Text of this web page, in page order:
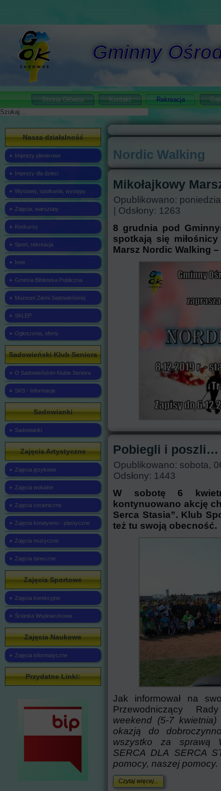
Gminny
Strona Główna Kontakt Rekreacja
Szukaj
Nasza działalność
Imprezy plenerowe
Imprezy dla dzieci
Wystawy, spotkania, występy
Zajęcia, warsztaty
Konkursy
Sport, rekreacja
Inne
Gminna Biblioteka Publiczna
Muzeum Ziemi Sadowieńskiej
SKLEP
Ogłoszenia, oferty
Sadowieński Klub Seniora
O Sadowieńskim Klubie Seniora
SKS - Informacje
Sadowianki
Sadowianki
Zajęcia Artystyczne
Zajęcia językowe
Zajęcia wokalne
Zajęcia ceramiczne
Zajęcia kreatywno - plastyczne
Zajęcia muzyczne
Zajęcia taneczne
Zajęcia Sportowe
Zajęcia korekcyjne
Ścianka Wspinaczkowa
Zajęcia Naukowe
Zajęcia informatyczne
Przydatne Linki:
Nordic Walking
Mikołajkowy
Opublikowano:
| Odsłony: 1263
8 grudnia pod
spotkają się
Marsz Nordic Walking
Pobiegli i poszli…
Opublikowano: sobota,
Odsłony: 1443
W sobotę 6
kontynuowano akcję
Serca Stasia”. Klub
też tu swoją obecność.
Jak informował na
Przewodniczący
weekend (5-7
okazją do
wszystko za sprawą
SERCA DLA SERCA
pomocy, naszej pomocy.
Czytaj więcej...